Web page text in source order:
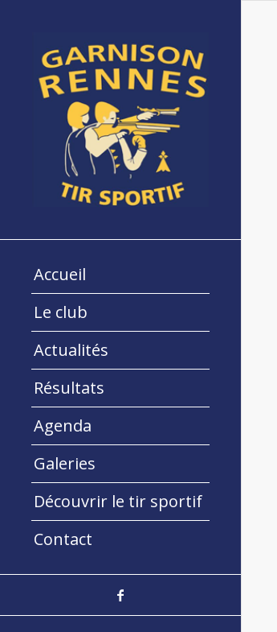
Accueil
Le club
Actualités
Résultats
Agenda
Galeries
Découvrir le tir sportif
Contact